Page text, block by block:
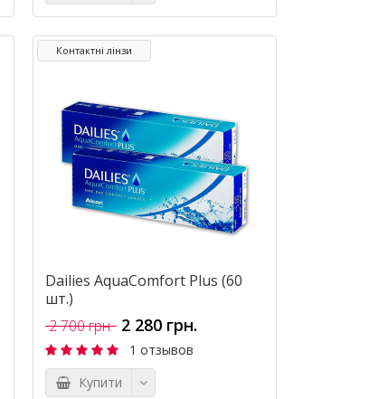
Контактні лінзи
Dailies AquaComfort Plus (60
шт.)
2 700 грн. 2 280 грн.
1 отзывов
Купити